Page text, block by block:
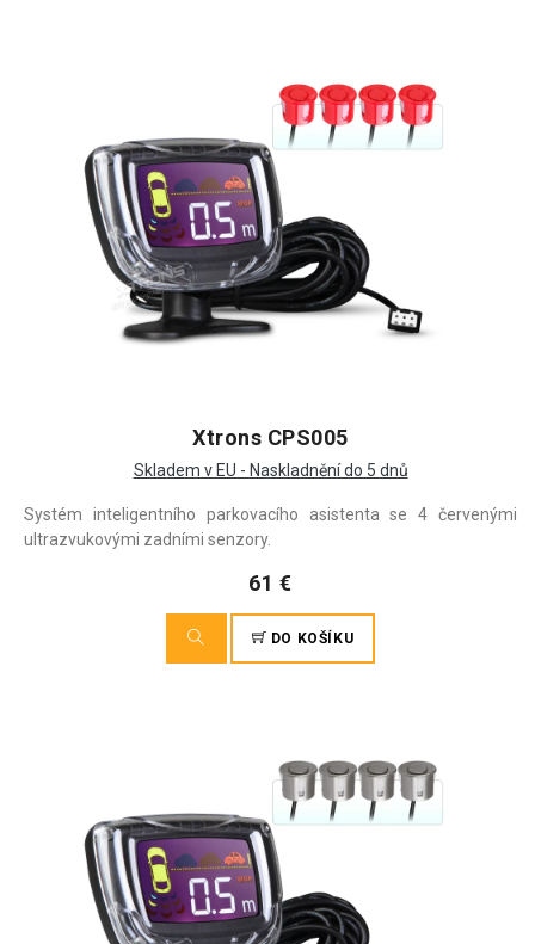
Xtrons CPS005
Skladem v EU - Naskladnění do 5 dnů
Systém inteligentního parkovacího asistenta se 4 červenými
ultrazvukovými zadními senzory.
61 €
DO KOŠÍKU